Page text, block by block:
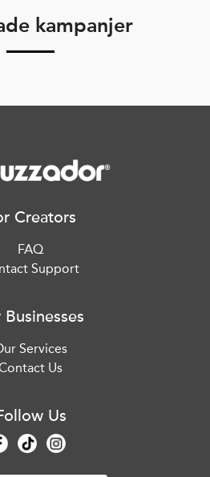
kampanjer
Creators
FAQ
Support
Businesses
Services
Us
Us